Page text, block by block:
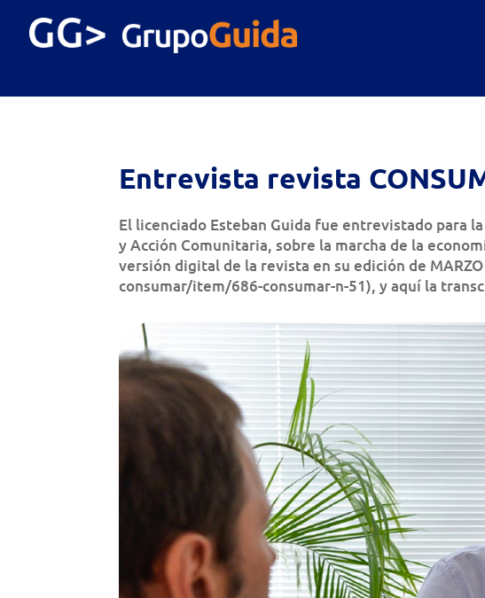
Entrevista revista
El licenciado Esteban Guida fue entrevistado para
y Acción Comunitaria, sobre la marcha de la
versión digital de la revista en su edición de
consumar/item/686-consumar-n-51), y aquí la